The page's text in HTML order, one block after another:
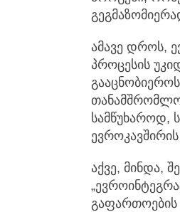
ამავე დროს,
პროცესის
სამწუხაროდ,
ევროკავშირის
აქვე, მინდა,
გაფართოების